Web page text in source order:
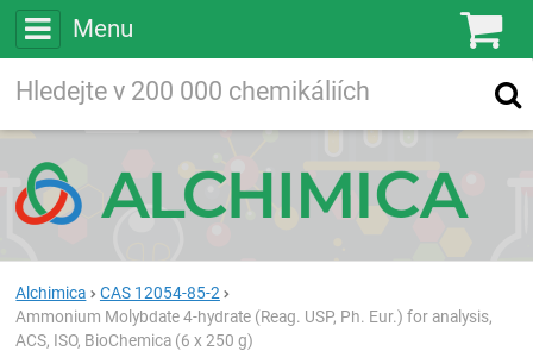
Menu
Vyhledávání
Alchimica
CAS 12054-85-2
Ammonium Molybdate 4-hydrate (Reag. USP, Ph. Eur.) for analysis,
ACS, ISO, BioChemica (6 x 250 g)